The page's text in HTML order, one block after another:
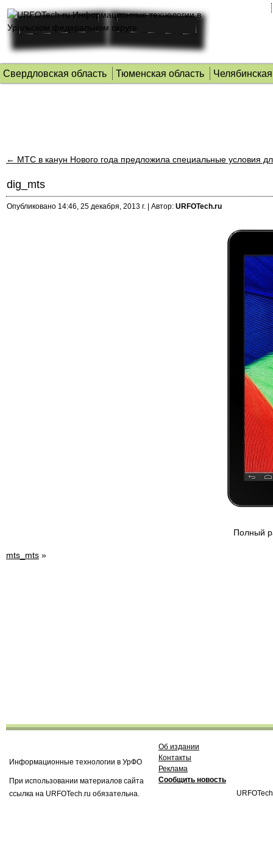
Свердловская область Тюменская область
← МТС в канун Нового года предложила специальные условия
dig_mts
Опубликовано 14:46, 25 декабря, 2013 г. Автор: URFOTech.ru
Полный
mts_mts »
Информационные технологии в УрФО
При использовании материалов сайта
ссылка на URFOTech.ru обязательна.
Об издании
Контакты
Реклама
Сообщить новость